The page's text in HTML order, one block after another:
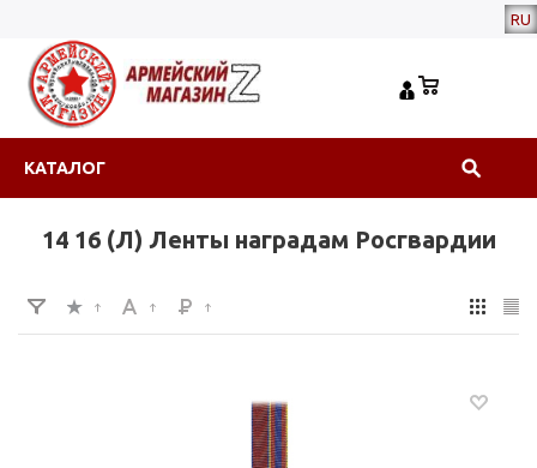
RU
КАТАЛОГ
14 16 (Л) Ленты наградам Росгвардии